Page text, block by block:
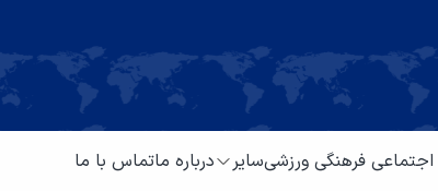
اجتماعی فرهنگی ورزشیسایر درباره ماتماس با ما